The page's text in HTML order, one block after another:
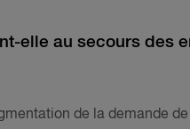
elle au secours des
de la demande